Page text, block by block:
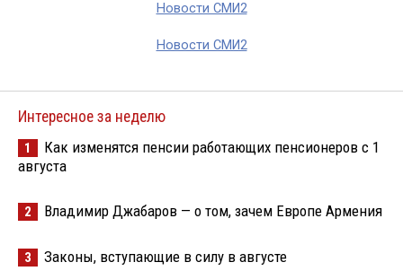
Новости СМИ2
Новости СМИ2
Интересное за неделю
1
Как изменятся пенсии работающих пенсионеров с 1
августа
2 Владимир Джабаров — о том, зачем Европе Армения
3 Законы, вступающие в силу в августе